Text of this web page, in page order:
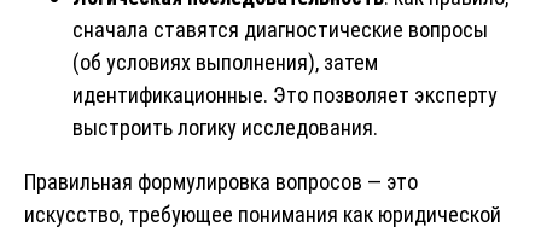
сначала ставятся диагностические вопросы
(об условиях выполнения), затем
идентификационные. Это позволяет эксперту
выстроить логику исследования.
Правильная формулировка вопросов — это
искусство, требующее понимания как юридической